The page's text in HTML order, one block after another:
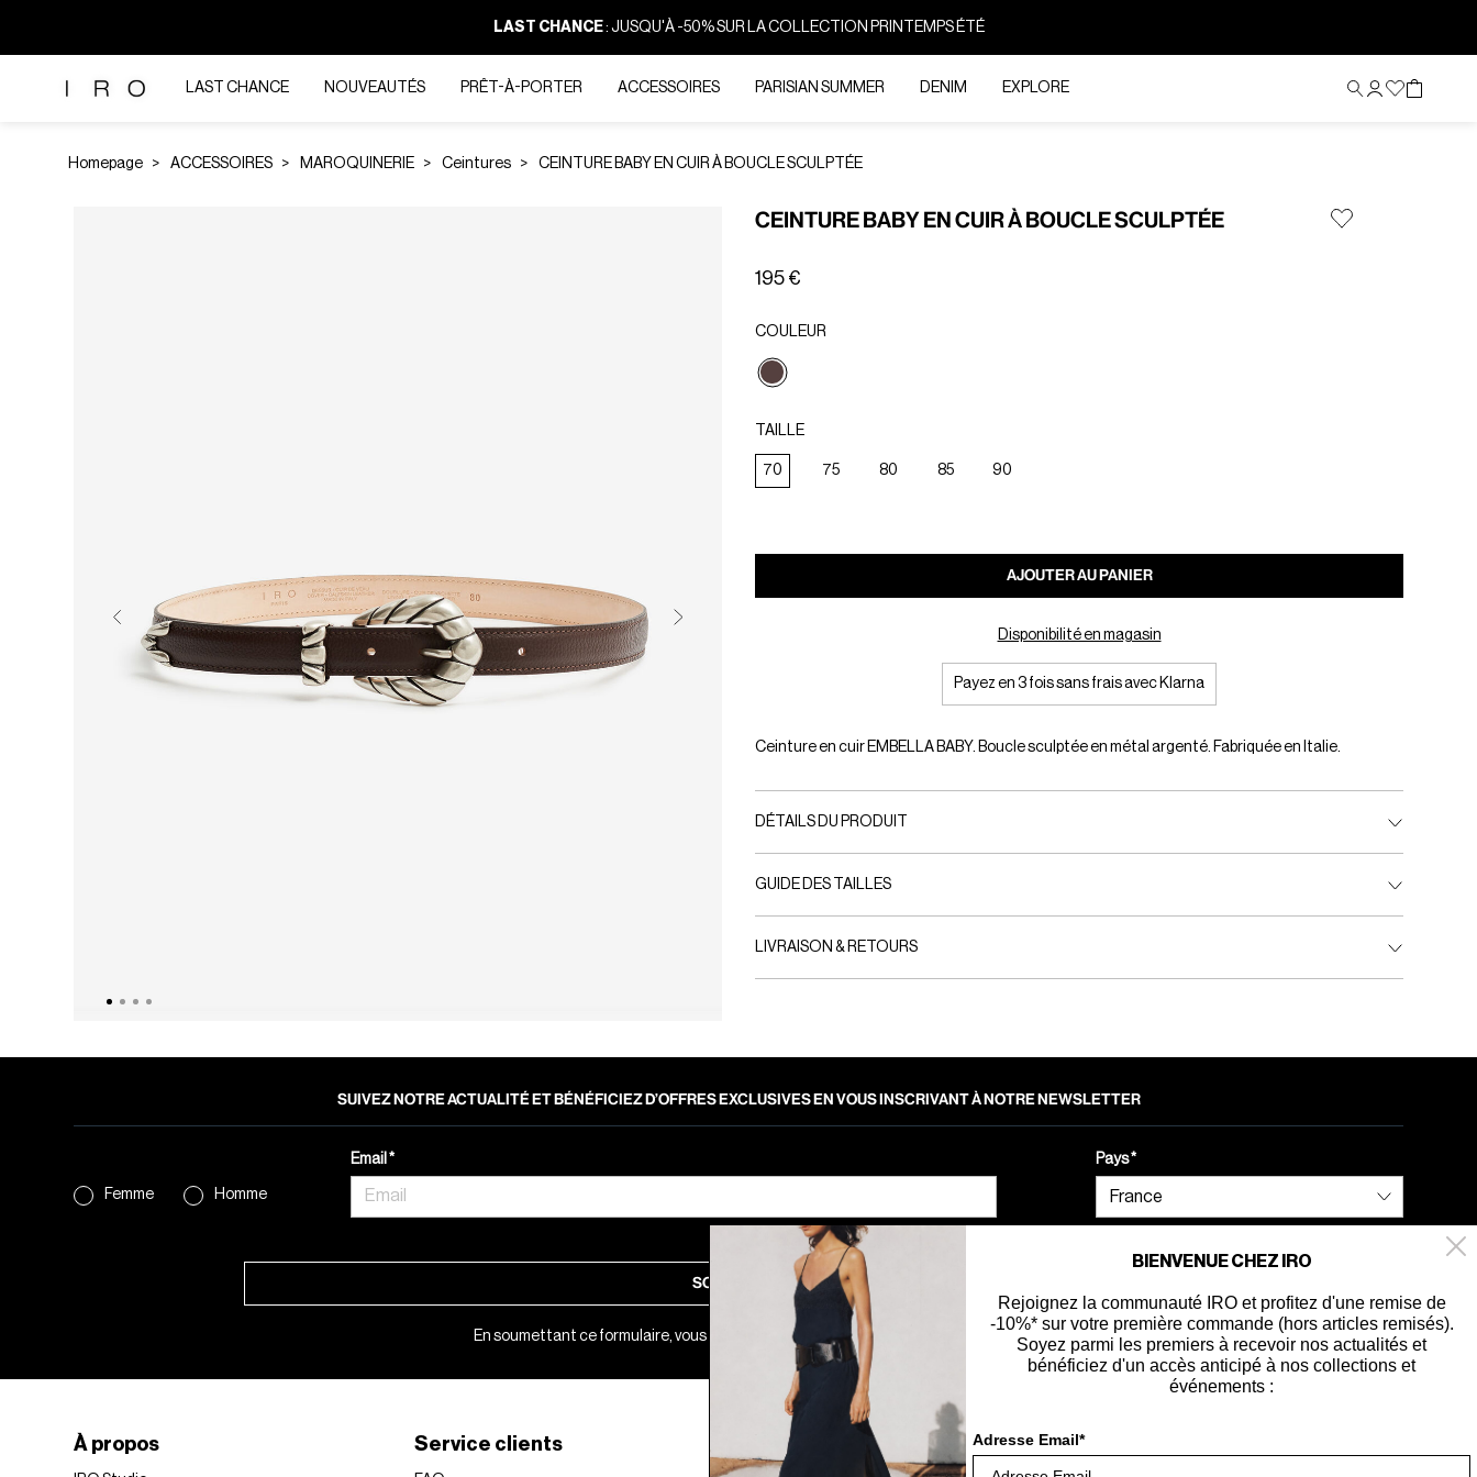
LAST CHANCE: JUSQU'À -50% SUR LA COLLECTION PRINTEMPS ÉTÉ
LAST CHANCE NOUVEAUTÉS PRÊT-À-PORTER ACCESSOIRES PARISIAN SUMMER DENIM EXPLORE
Homepage ACCESSOIRES MAROQUINERIE Ceintures CEINTURE BABY EN CUIR À BOUCLE SCULPTÉE
CEINTURE BABY EN CUIR À BOUCLE SCULPTÉE
195 €
COULEUR
Sélectionné
TAILLE
70 75 80 85 90
AJOUTER AU PANIER
Disponibilité en magasin
Payez en 3 fois sans frais avec Klarna
Ceinture en cuir EMBELLA BABY. Boucle sculptée en métal argenté. Fabriquée en Italie.
DÉTAILS DU PRODUIT
GUIDE DES TAILLES
LIVRAISON & RETOURS
SUIVEZ NOTRE ACTUALITÉ ET BÉNÉFICIEZ D’OFFRES EXCLUSIVES EN VOUS INSCRIVANT À NOTRE NEWSLETTER
Femme Homme
Email Pays
SOUMETTRE
En soumettant ce formulaire, vous acceptez notre Politique de Confidentialité
À propos Service clients Site France
BIENVENUE CHEZ IRO
Rejoignez la communauté IRO et profitez d'une remise de
-10%* sur votre première commande (hors articles remisés).
Soyez parmi les premiers à recevoir nos actualités et
bénéficiez d'un accès anticipé à nos collections et
événements :
Adresse Email*